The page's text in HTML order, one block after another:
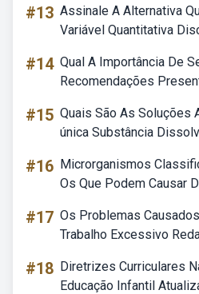
#13 Assinale A Alternativa
Variável Quantitativa
#14 Qual A Importância De
Recomendações
#15 Quais São As Soluções
única Substância
#16 Microrganismos
Os Que Podem Causar
#17 Os Problemas
Trabalho Excessivo
#18 Diretrizes Curriculares
Educação Infantil